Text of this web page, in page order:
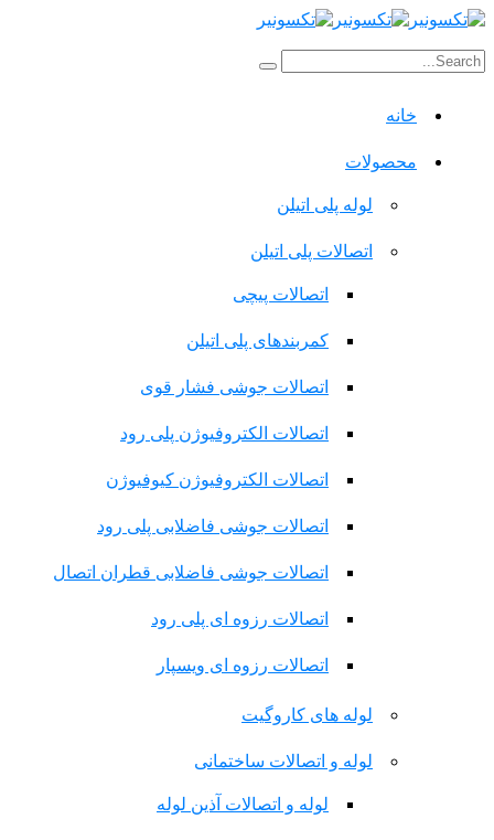
خانه
محصولات
لوله پلی اتیلن
اتصالات پلی اتیلن
اتصالات پیچی
کمربندهای پلی اتیلن
اتصالات جوشی فشار قوی
اتصالات الکتروفیوژن پلی رود
اتصالات الکتروفیوژن کیوفیوژن
اتصالات جوشی فاضلابی پلی رود
اتصالات جوشی فاضلابی قطران اتصال
اتصالات رزوه ای پلی رود
اتصالات رزوه ای ویسپار
لوله های کاروگیت
لوله و اتصالات ساختمانی
لوله و اتصالات آذین لوله